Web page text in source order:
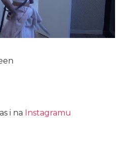
i na Instagramu